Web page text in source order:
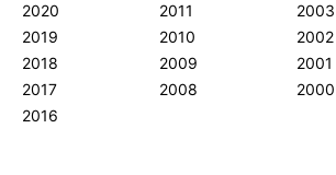
2020
2019
2018
2017
2016
2011
2010
2009
2008
2003
2002
2001
2000